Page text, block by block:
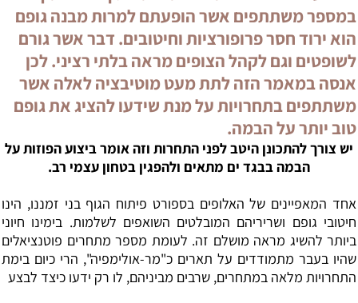
במספר משתתפים אשר הופעתם למרות מבנה גופם
הוא ירוד חסר פרופורציות וחיטובים. דבר אשר גורם
לשופטים וגם לקהל הצופים מראה בלתי רציני. לכן
אנסה במאמר הזה לתת מעט מוטיבציה לאלה אשר
משתתפים בתחרויות על מנת שידעו להציג את גופם
טוב יותר על הבמה.
יש צורך להתכונן היטב לפני התחרות וזה אומר ביצוע הפוזות על
הבמה בבגד ים מתאים ולהפגין בטחון עצמי רב.
אחד המאפיינים של האלופים בספורט פיתוח הגוף בני זמננו, הינו
חיטובי גופם ושריריהם המובלטים השואפים לשלמות. בימינו חיוני
ביותר להשיג מראה מושלם זה. לעומת מספר מתחרים פוטנציאלים
שהיו בעבר מתמודדים על תארים כ"מר-אולימפיה", הרי כיום בימת
התחרויות מלאה במתחרים, שרבים מביניהם, לו רק ידעו כיצד לבצע